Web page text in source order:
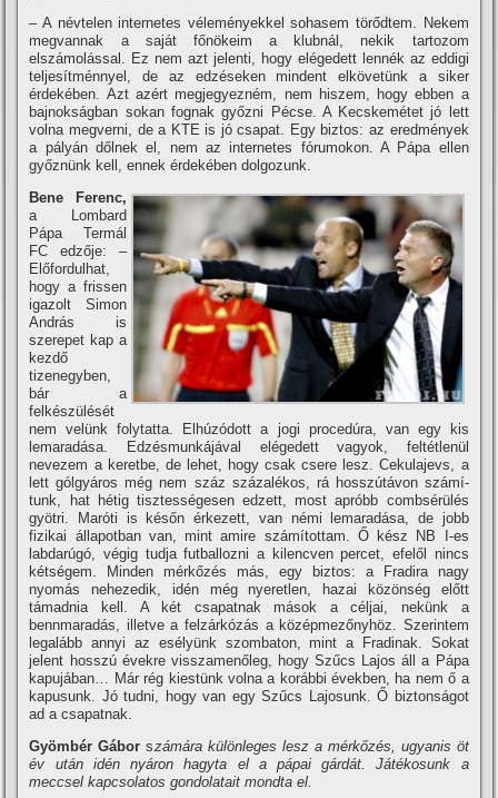
– A névtelen internetes véleményekkel sohasem törődtem. Nekem
megvannak a saját főnökeim a klubnál, nekik tartozom
elszámolással. Ez nem azt jelenti, hogy elégedett lennék az eddigi
teljesí­tménnyel, de az edzéseken mindent elkövetünk a siker
érdekében. Azt azért megjegyezném, nem hiszem, hogy ebben a
bajnokságban sokan fognak győzni Pécse. A Kecskemétet jó lett
volna megverni, de a KTE is jó csapat. Egy biztos: az eredmények
a pályán dőlnek el, nem az internetes fórumokon. A Pápa ellen
győznünk kell, ennek érdekében dolgozunk.
Bene Ferenc,
a Lombard
Pápa Termál
FC edzője: –
Előfordulhat,
hogy a frissen
igazolt Simon
András is
szerepet kap a
kezdő
tizenegyben,
bár a
felkészülését
nem velünk folytatta. Elhúzódott a jogi procedúra, van egy kis
lemaradása. Edzésmunkájával elégedett vagyok, feltétlenül
nevezem a keretbe, de lehet, hogy csak csere lesz. Cekulajevs, a
lett gólgyáros még nem száz százalékos, rá hosszútávon számí­
tunk, hat hétig tisztességesen edzett, most apróbb combsérülés
gyötri. Maróti is későn érkezett, van némi lemaradása, de jobb
fizikai állapotban van, mint amire számí­tottam. Ő kész NB I-es
labdarúgó, végig tudja futballozni a kilencven percet, efelől nincs
kétségem. Minden mérkőzés más, egy biztos: a Fradira nagy
nyomás nehezedik, idén még nyeretlen, hazai közönség előtt
támadnia kell. A két csapatnak mások a céljai, nekünk a
bennmaradás, illetve a felzárkózás a középmezőnyhöz. Szerintem
legalább annyi az esélyünk szombaton, mint a Fradinak. Sokat
jelent hosszú évekre visszamenőleg, hogy Szűcs Lajos áll a Pápa
kapujában… Már rég kiestünk volna a korábbi években, ha nem ő a
kapusunk. Jó tudni, hogy van egy Szűcs Lajosunk. Ő biztonságot
ad a csapatnak.
Gyömbér Gábor számára különleges lesz a mérkőzés, ugyanis öt
év után idén nyáron hagyta el a pápai gárdát.Játékosunk a
meccsel kapcsolatos gondolatait mondta el.